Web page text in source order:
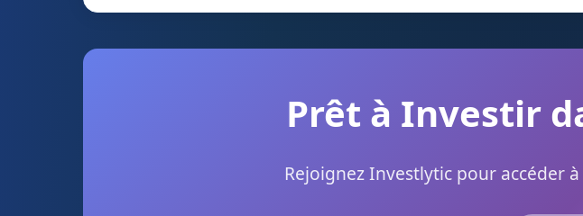
Prêt à Investir
Rejoignez Investlytic pour accéder